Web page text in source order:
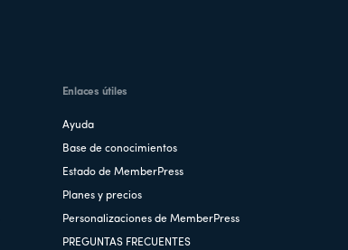
Enlaces útiles
Ayuda
Base de conocimientos
Estado de MemberPress
Planes y precios
Personalizaciones de MemberPress
PREGUNTAS FRECUENTES